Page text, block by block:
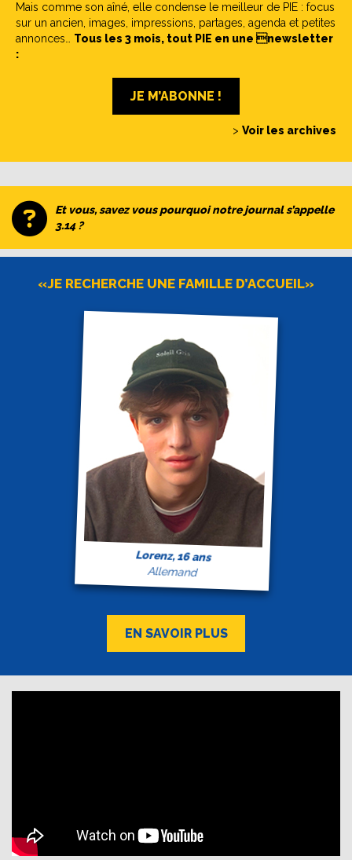
Mais comme son aîné, elle condense le meilleur de PIE : focus
sur un ancien, images, impressions, partages, agenda et petites
annonces… Tous les 3 mois, tout PIE en une newsletter
:
JE M’ABONNE !
> Voir les archives
Et vous, savez vous pourquoi notre journal s’appelle
3.14 ?
«JE RECHERCHE UNE FAMILLE D’ACCUEIL»
Lorenz, 16 ans
Allemand
EN SAVOIR PLUS